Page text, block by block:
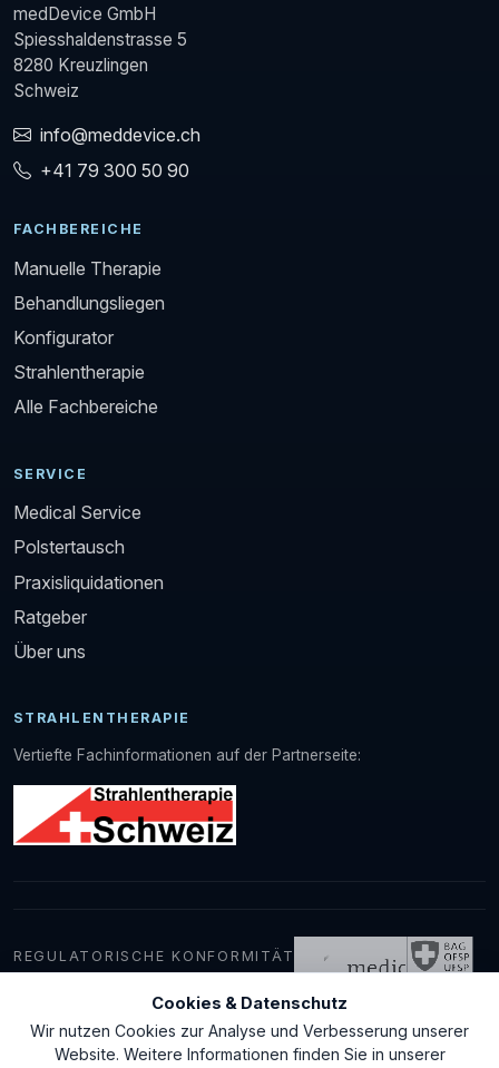
medDevice GmbH
Spiesshaldenstrasse 5
8280 Kreuzlingen
Schweiz
info@meddevice.ch
+41 79 300 50 90
FACHBEREICHE
Manuelle Therapie
Behandlungsliegen
Konfigurator
Strahlentherapie
Alle Fachbereiche
SERVICE
Medical Service
Polstertausch
Praxisliquidationen
Ratgeber
Über uns
STRAHLENTHERAPIE
Vertiefte Fachinformationen auf der Partnerseite:
REGULATORISCHE KONFORMITÄT
© 2026 medDevice GmbH
KontaktAGBDatenschutzImpressum
Cookies & Datenschutz
Wir nutzen Cookies zur Analyse und Verbesserung unserer
Website. Weitere Informationen finden Sie in unserer